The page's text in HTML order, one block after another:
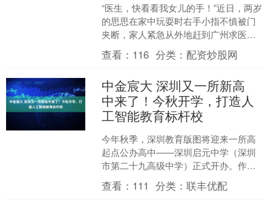
“医生，快看看我女儿的手！”近日，两岁
的思思在家中玩耍时右手小指不慎被门
夹断，家人紧急从外地赶到广州求医。
就在思思入院前两天，三岁的小鑫也因
右环指被门夹伤导致末....
查看： 116 分类：配资炒股网
中金宸大 深圳又一所新高
中来了！今秋开学，打造人
工智能教育标杆校
今年秋季，深圳教育版图将迎来一所高
起点公办高中——深圳启元中学（深圳
市第二十九高级中学）正式开办。作为
深圳市政府重点投资、高标准建设的市
教育局直属公办普通高中，....
查看： 111 分类：联丰优配